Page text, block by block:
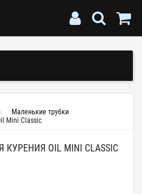
Маленькие трубки
Mini Classic
OIL MINI CLASSIC